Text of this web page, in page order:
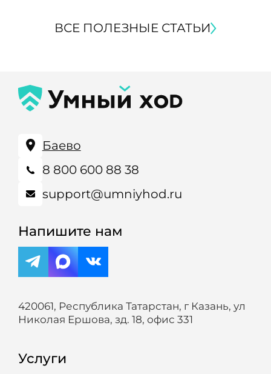
ВСЕ ПОЛЕЗНЫЕ СТАТЬИ
Баево
8 800 600 88 38
support@umniyhod.ru
Напишите нам
420061, Республика Татарстан, г Казань, ул
Николая Ершова, зд. 18, офис 331
Услуги